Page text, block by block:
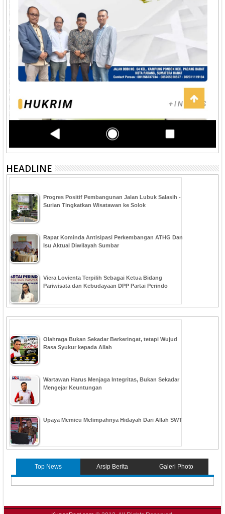
HEADLINE
Progres Positif Pembangunan Jalan Lubuk Salasih -
Surian Tingkatkan Wisatawan ke Solok
Rapat Kominda Antisipasi Perkembangan ATHG Dan
Isu Aktual Diwilayah Sumbar
Viera Lovienta Terpilih Sebagai Ketua Bidang
Pariwisata dan Kebudayaan DPP Partai Perindo
Olahraga Bukan Sekadar Berkeringat, tetapi Wujud
Rasa Syukur kepada Allah
Wartawan Harus Menjaga Integritas, Bukan Sekadar
Mengejar Keuntungan
Upaya Memicu Melimpahnya Hidayah Dari Allah SWT
Top News Arsip Berita Galeri Photo